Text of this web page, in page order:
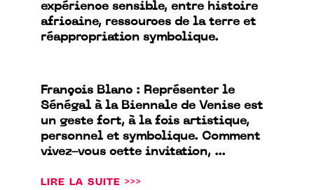
expérience sensible, entre histoire
africaine, ressources de la terre et
réappropriation symbolique.
François Blanc : Représenter le
Sénégal à la Biennale de Venise est
un geste fort, à la fois artistique,
personnel et symbolique. Comment
vivez-vous cette invitation, ...
LIRE LA SUITE >>>